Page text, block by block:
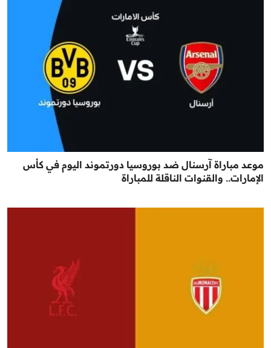
موعد مباراة آرسنال ضد بوروسيا دورتموند اليوم في كأس
الإمارات.. والقنوات الناقلة للمباراة